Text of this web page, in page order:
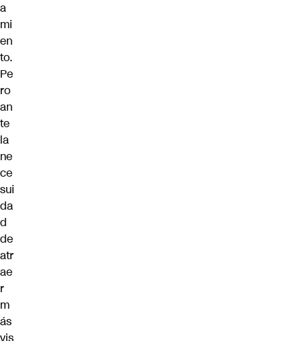
a
mi
en
to.
Pe
ro
an
te
la
ne
ce
sui
da
d
de
atr
ae
r
m
ás
vis